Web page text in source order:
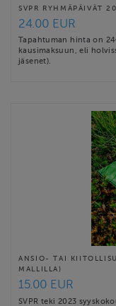
SVPR RYHMÄPÄIVÄT
24.00 EUR
Tapahtuman hinta on
kausimaksuun, eli
jäsenet).
ANSIO- TAI
MALLILLA)
15.00 EUR
SVPR teki 2023